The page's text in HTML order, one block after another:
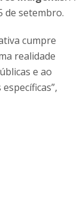
de setembro.
cumpre
realidade
e ao